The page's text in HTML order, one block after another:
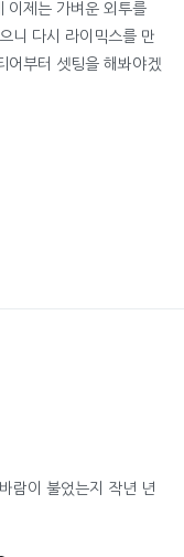
이제는 가벼운 외투를
니 다시 라이믹스를 만
어부터 셋팅을 해봐야겠
람이 불었는지 작년 년